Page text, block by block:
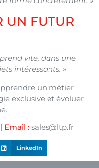
UN FUTUR
vite, dans une
intéressants. »
un métier
exclusive et évoluer
Email : sales@ltp.fr
LinkedIn